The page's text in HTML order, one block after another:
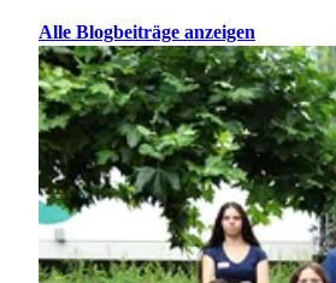
Alle Blogbeiträge anzeigen